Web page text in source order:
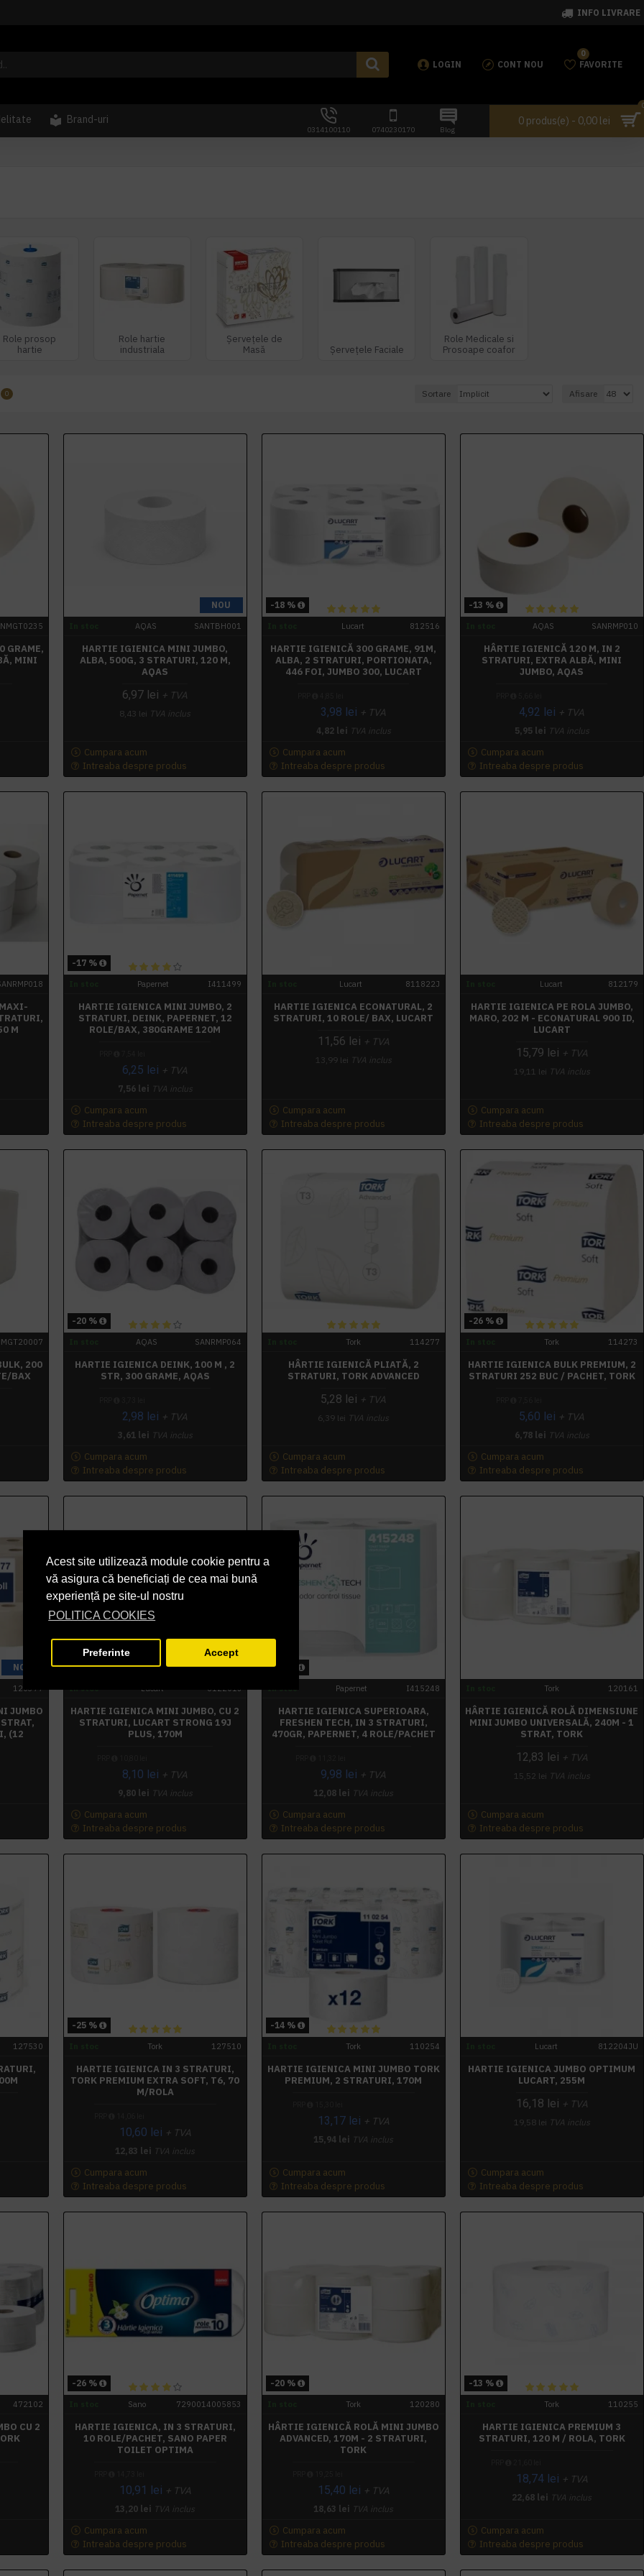
Acest site utilizează module cookie pentru a
vă asigura că beneficiați de cea mai bună
experiență pe site-ul nostru
POLITICA COOKIES
Preferinte Accept
INFO LIVRARE
LOGIN CONT NOU FAVORITE
0
Brand-uri
0314100110 0740230170 Blog
0 produs(e) - 0,00 lei
Role prosop
hartie
Role hartie
industriala
Șervețele de
Masă
Șervețele Faciale
Role Medicale si
Prosoape coafor
0 Sortare Afisare
GRAME,
MINI
NOU
AQAS SANTBH001
HARTIE IGIENICA MINI JUMBO,
ALBA, 500G, 3 STRATURI, 120 M,
AQAS
6,97 lei + TVA
8,43 lei TVA inclus
Cumpara acum
Intreaba despre produs
-18 %
Lucart 812516
HARTIE IGIENICĂ 300 GRAME, 91M,
ALBA, 2 STRATURI, PORTIONATA,
446 FOI, JUMBO 300, LUCART
3,98 lei + TVA
4,82 lei TVA inclus
Cumpara acum
Intreaba despre produs
-13 %
AQAS SANRMP010
HÂRTIE IGIENICĂ 120 M, IN 2
STRATURI, EXTRA ALBĂ, MINI
JUMBO, AQAS
4,92 lei + TVA
5,95 lei TVA inclus
Cumpara acum
Intreaba despre produs
M
-17 %
Papernet I411499
HARTIE IGIENICA MINI JUMBO, 2
STRATURI, DEINK, PAPERNET, 12
ROLE/BAX, 380GRAME 120M
6,25 lei + TVA
7,56 lei TVA inclus
Cumpara acum
Intreaba despre produs
Lucart 811822J
HARTIE IGIENICA ECONATURAL, 2
STRATURI, 10 ROLE/ BAX, LUCART
11,56 lei + TVA
13,99 lei TVA inclus
Cumpara acum
Intreaba despre produs
Lucart 812179
HARTIE IGIENICA PE ROLA JUMBO,
MARO, 202 M - ECONATURAL 900 ID,
LUCART
15,79 lei + TVA
19,11 lei TVA inclus
Cumpara acum
Intreaba despre produs
200
BAX
-20 %
AQAS SANRMP064
HARTIE IGIENICA DEINK, 100 M , 2
STR, 300 GRAME, AQAS
2,98 lei + TVA
3,61 lei TVA inclus
Cumpara acum
Intreaba despre produs
Tork 114277
HÂRTIE IGIENICĂ PLIATĂ, 2
STRATURI, TORK ADVANCED
5,28 lei + TVA
6,39 lei TVA inclus
Cumpara acum
Intreaba despre produs
-26 %
Tork 114273
HARTIE IGIENICA BULK PREMIUM, 2
STRATURI 252 BUC / PACHET, TORK
5,60 lei + TVA
6,78 lei TVA inclus
Cumpara acum
Intreaba despre produs
NOU
120377
JUMBO
(12
-25 %
In stoc Lucart 812201J
HARTIE IGIENICA MINI JUMBO, CU 2
STRATURI, LUCART STRONG 19J
PLUS, 170M
8,10 lei + TVA
9,80 lei TVA inclus
Cumpara acum
Intreaba despre produs
-12 %
In stoc Papernet I415248
HARTIE IGIENICA SUPERIOARA,
FRESHEN TECH, IN 3 STRATURI,
470GR, PAPERNET, 4 ROLE/PACHET
9,98 lei + TVA
12,08 lei TVA inclus
Cumpara acum
Intreaba despre produs
Tork 120161
HÂRTIE IGIENICĂ ROLĂ DIMENSIUNE
MINI JUMBO UNIVERSALĂ, 240M - 1
STRAT, TORK
12,83 lei + TVA
15,52 lei TVA inclus
Cumpara acum
Intreaba despre produs
127530
-25 %
Tork 127510
HARTIE IGIENICA IN 3 STRATURI,
TORK PREMIUM EXTRA SOFT, T6, 70
M/ROLA
10,60 lei + TVA
12,83 lei TVA inclus
Cumpara acum
Intreaba despre produs
-14 %
Tork 110254
HARTIE IGIENICA MINI JUMBO TORK
PREMIUM, 2 STRATURI, 170M
13,17 lei + TVA
15,94 lei TVA inclus
Cumpara acum
Intreaba despre produs
Lucart 812204JU
HARTIE IGIENICA JUMBO OPTIMUM
LUCART, 255M
16,18 lei + TVA
19,58 lei TVA inclus
Cumpara acum
Intreaba despre produs
472102
CU 2
-26 %
Sano 7290014005853
HARTIE IGIENICA, IN 3 STRATURI,
10 ROLE/PACHET, SANO PAPER
TOILET OPTIMA
10,91 lei + TVA
13,20 lei TVA inclus
Cumpara acum
Intreaba despre produs
-20 %
Tork 120280
HÂRTIE IGIENICĂ ROLĂ MINI JUMBO
ADVANCED, 170M - 2 STRATURI,
TORK
15,40 lei + TVA
18,63 lei TVA inclus
Cumpara acum
Intreaba despre produs
-13 %
Tork 110255
HARTIE IGIENICA PREMIUM 3
STRATURI, 120 M / ROLA, TORK
18,74 lei + TVA
22,68 lei TVA inclus
Cumpara acum
Intreaba despre produs